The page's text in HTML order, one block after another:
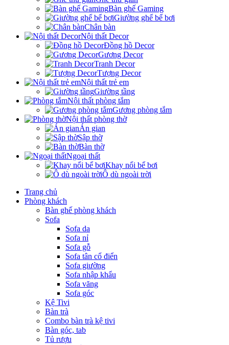
Bàn ghế Gaming
Giường ghế bể bơi
Chân bàn
Nội thất Decor
Đồng hồ Decor
Gương Decor
Tranh Decor
Tượng Decor
Nội thất trẻ em
Giường tầng
Nội thất phòng tắm
Gương phòng tắm
Nội thất phòng thờ
Án gian
Sập thờ
Bàn thờ
Ngoại thất
Khay nổi bể bơi
Ô dù ngoài trời
Trang chủ
Phòng khách
Bàn ghế phòng khách
Sofa
Sofa da
Sofa nỉ
Sofa gỗ
Sofa tân cổ điển
Sofa giường
Sofa nhập khẩu
Sofa văng
Sofa góc
Kệ Tivi
Bàn trà
Combo bàn trà kệ tivi
Bàn góc, tab
Tủ rượu